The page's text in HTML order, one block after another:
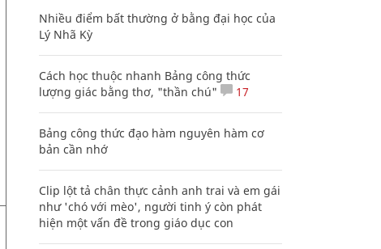
Nhiều điểm bất thường ở bằng đại học của
Lý Nhã Kỳ
Cách học thuộc nhanh Bảng công thức
lượng giác bằng thơ, "thần chú"
17
Bảng công thức đạo hàm nguyên hàm cơ
bản cần nhớ
Clip lột tả chân thực cảnh anh trai và em gái
như 'chó với mèo', người tinh ý còn phát
hiện một vấn đề trong giáo dục con